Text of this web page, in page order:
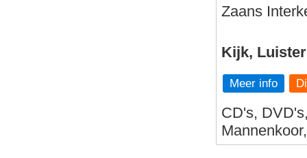
Zaans
Kijk,
Meer info
CD's,